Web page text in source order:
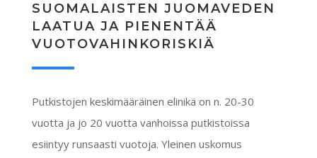
SUOMALAISTEN JUOMAVEDEN
LAATUA JA PIENENTÄÄ
VUOTOVAHINKORISKIÄ
Putkistojen keskimääräinen elinikä on n. 20-30
vuotta ja jo 20 vuotta vanhoissa putkistoissa
esiintyy runsaasti vuotoja. Yleinen uskomus